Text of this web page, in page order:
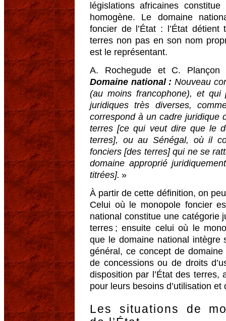
législations africaines
homogène. Le domaine
foncier de l’État : l’État
terres non pas en son nom
est le représentant.
A. Rochegude et C. Plançon
Domaine national : Nouveau
(au moins francophone), et qui
juridiques très diverses,
correspond à un cadre juridique
terres [ce qui veut dire que le
terres], ou au Sénégal, où il
fonciers [des terres] qui ne se
domaine approprié
titrées]. »
À partir de cette définition, on
Celui où le monopole foncier
national constitue une catégorie
terres ; ensuite celui où le
que le domaine national intègre
général, ce concept de domaine
de concessions ou de droits
disposition par l’État des terres,
pour leurs besoins d’utilisation et
Les situations de